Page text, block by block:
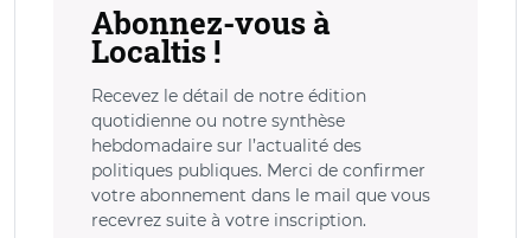
Abonnez-vous à
Localtis !
Recevez le détail de notre édition
quotidienne ou notre synthèse
hebdomadaire sur l’actualité des
politiques publiques. Merci de confirmer
votre abonnement dans le mail que vous
recevrez suite à votre inscription.